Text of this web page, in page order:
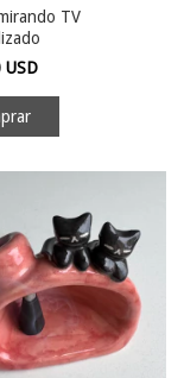
TV